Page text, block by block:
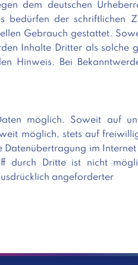
dem deutschen
der schriftlichen
Gebrauch gestattet.
Inhalte Dritter als solche
Hinweis. Bei
möglich. Soweit auf
möglich, stets auf
im
durch Dritte ist nicht
angeforderter